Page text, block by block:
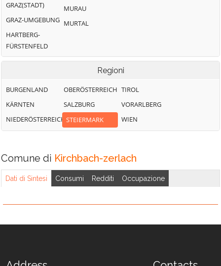
GRAZ(STADT)
GRAZ-UMGEBUNG
HARTBERG-
FÜRSTENFELD
MURAU
MURTAL
Regioni
BURGENLAND
KÄRNTEN
NIEDERÖSTERREICH
OBERÖSTERREICH
SALZBURG
STEIERMARK
TIROL
VORARLBERG
WIEN
Comune di Kirchbach-zerlach
Dati di Sintesi Consumi Redditi Occupazione